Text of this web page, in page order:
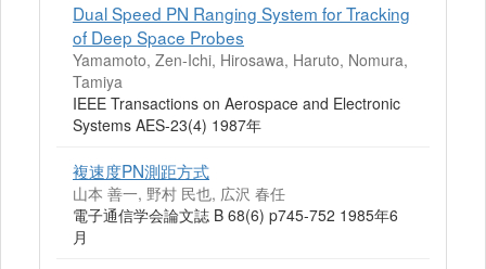
Dual Speed PN Ranging System for Tracking
of Deep Space Probes
Yamamoto, Zen-Ichi, Hirosawa, Haruto, Nomura,
Tamiya
IEEE Transactions on Aerospace and Electronic
Systems AES-23(4) 1987年
複速度PN測距方式
山本 善一, 野村 民也, 広沢 春任
電子通信学会論文誌 B 68(6) p745-752 1985年6
月